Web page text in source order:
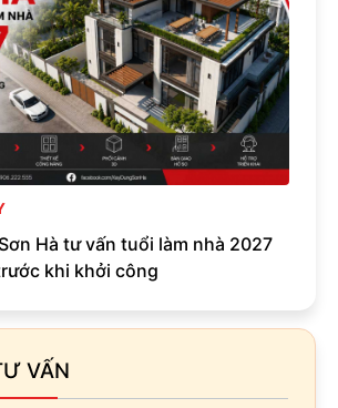
Hà tư vấn tuổi làm nhà 2027
khi khởi công
VẤN